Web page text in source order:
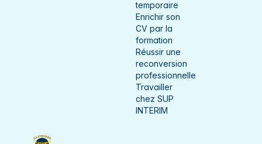
temporaire
Enrichir son
CV par la
formation
Réussir une
reconversion
professionnelle
Travailler
chez SUP
INTERIM